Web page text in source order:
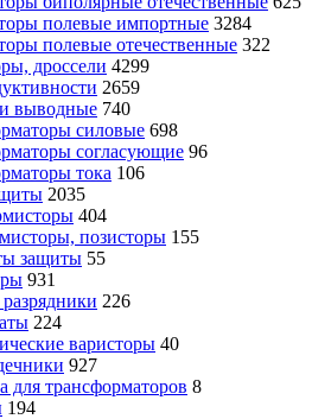
полевые импортные 3284
полевые отечественные 322
дроссели 4299
2659
выводные 740
силовые 698
согласующие 96
тока 106
2035
404
позисторы 155
защиты 55
931
226
224
варисторы 40
927
для трансформаторов 8
194